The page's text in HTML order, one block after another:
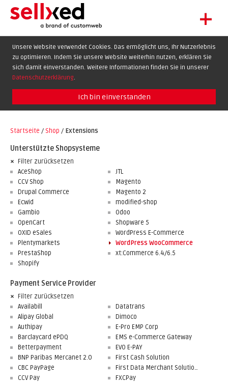
+
DE EN
EXTENSIONS
SHOWCASE
SUPPORT
ABOUT
Unsere Website verwendet Cookies. Das ermöglicht uns, Ihr Nutzerlebnis
zu optimieren. Indem Sie unsere Website weiterhin nutzen, erklären Sie
sich damit einverstanden. Weitere Informationen finden Sie in unserer
Datenschutzerklärung.
Ich bin einverstanden
Startseite / Shop / Extensions
Unterstützte Shopsysteme
Filter zurücksetzen
AceShop
CCV Shop
Drupal Commerce
Ecwid
Gambio
JTL
Magento
Magento 2
modified-shop
Odoo
OpenCart
OXID eSales
Plentymarkets
PrestaShop
Shopify
Shopware 5
WordPress E-Commerce
WordPress WooCommerce
xt:Commerce 6.4/6.5
Payment Service Provider
Filter zurücksetzen
Availabill
Alipay Global
Authipay
Barclaycard ePDQ
Betterpayment
BNP Paribas Mercanet 2.0
CBC PayPage
CCV Pay
Datatrans
Dimoco
E-Pro EMP Corp
EMS e-Commerce Gateway
EVO E-PAY
First Cash Solution
First Data Merchant Solutions
FXCPay